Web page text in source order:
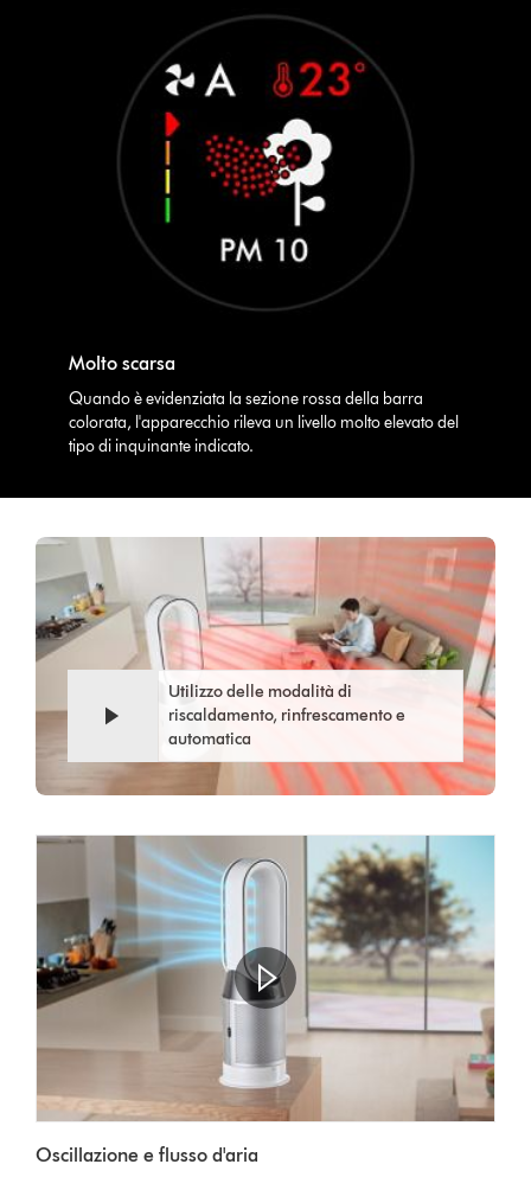
Molto scarsa
Quando è evidenziata la sezione rossa della barra
colorata, l'apparecchio rileva un livello molto elevato del
tipo di inquinante indicato.
Video
Transcript
Apri
trascrizione
video
Utilizzo delle modalità di
riscaldamento, rinfrescamento e
automatica
Transcript
Apri
trascrizione
Oscillazione e flusso d'aria